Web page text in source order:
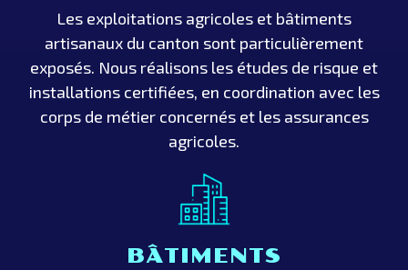
Les exploitations agricoles et bâtiments
artisanaux du canton sont particulièrement
exposés. Nous réalisons les études de risque et
installations certifiées, en coordination avec les
corps de métier concernés et les assurances
agricoles.
BÂTIMENTS